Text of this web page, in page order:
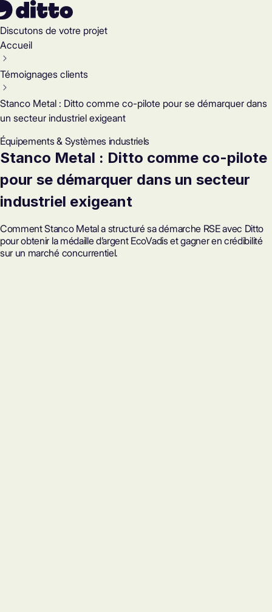
Discutons de votre projet
Accueil
Témoignages clients
Stanco Metal : Ditto comme co-pilote pour se démarquer dans
un secteur industriel exigeant
Équipements & Systèmes industriels
Stanco Metal : Ditto comme co-pilote
pour se démarquer dans un secteur
industriel exigeant
Comment Stanco Metal a structuré sa démarche RSE avec Ditto
pour obtenir la médaille d’argent EcoVadis et gagner en crédibilité
sur un marché concurrentiel.